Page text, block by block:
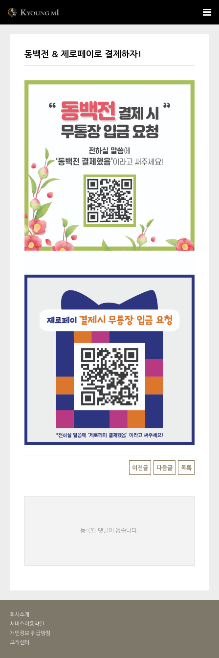
동백전 & 제로페이로 결제하자!
이전글 다음글 목록
등록된 댓글이 없습니다.
회사소개
서비스이용약관
개인정보 취급방침
고객센터